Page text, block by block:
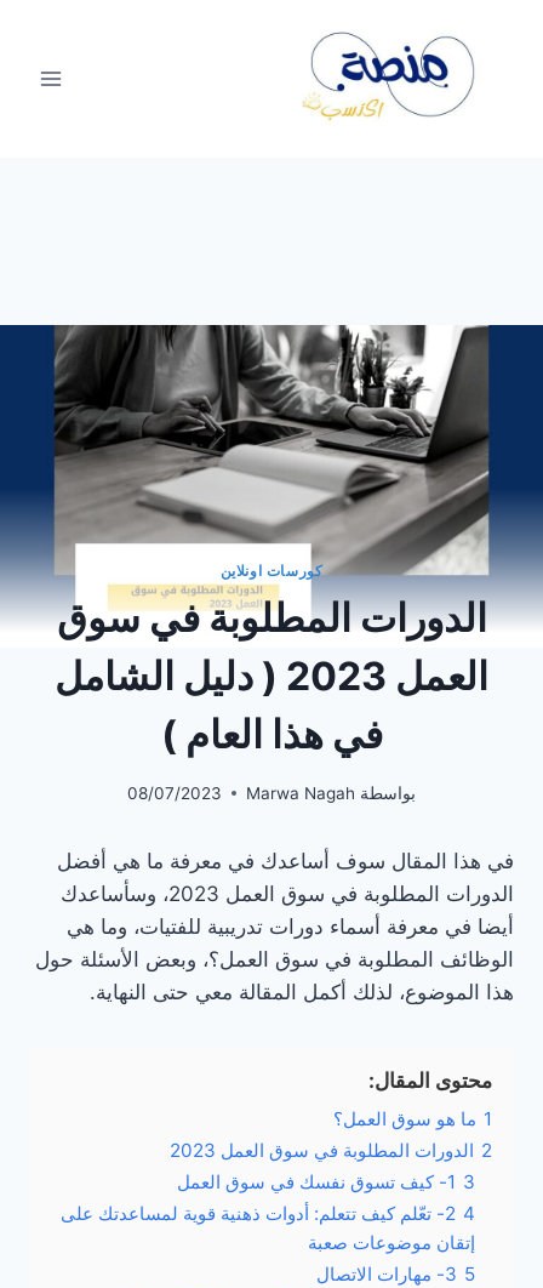
المحتوى
كورسات اونلاين
الدورات المطلوبة في سوق
العمل 2023 ( دليل الشامل
في هذا العام )
بواسطة Marwa Nagah
08/07/2023
في هذا المقال سوف أساعدك في معرفة ما هي أفضل
الدورات المطلوبة في سوق العمل 2023، وسأساعدك
أيضا في معرفة أسماء دورات تدريبية للفتيات، وما هي
الوظائف المطلوبة في سوق العمل؟، وبعض الأسئلة حول
هذا الموضوع، لذلك أكمل المقالة معي حتى النهاية.
محتوى المقال:
1 ما هو سوق العمل؟
2 الدورات المطلوبة في سوق العمل 2023
3 1- كيف تسوق نفسك في سوق العمل
4
2- تعّلم كيف تتعلم: أدوات ذهنية قوية لمساعدتك على
إتقان موضوعات صعبة
5 3- مهارات الاتصال